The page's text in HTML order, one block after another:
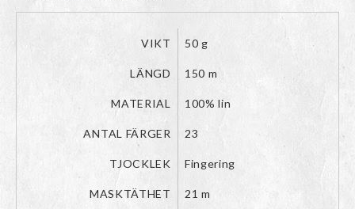
VIKT 50 g
LÄNGD 150 m
MATERIAL 100% lin
ANTAL FÄRGER 23
TJOCKLEK Fingering
MASKTÄTHET 21 m